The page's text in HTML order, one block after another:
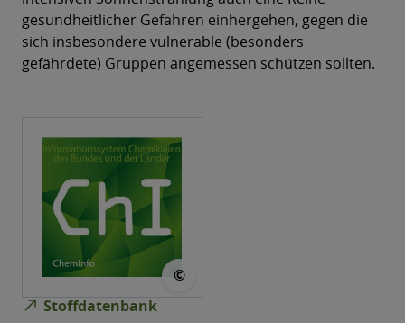
gesundheitlicher Gefahren einhergehen, gegen die
sich insbesondere vulnerable (besonders
gefährdete) Gruppen angemessen schützen sollten.
©
north_east Stoffdatenbank